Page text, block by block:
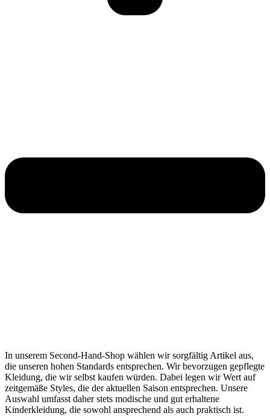
In unserem Second-Hand-Shop wählen wir sorgfältig Artikel aus,
die unseren hohen Standards entsprechen. Wir bevorzugen gepflegte
Kleidung, die wir selbst kaufen würden. Dabei legen wir Wert auf
zeitgemäße Styles, die der aktuellen Saison entsprechen. Unsere
Auswahl umfasst daher stets modische und gut erhaltene
Kinderkleidung, die sowohl ansprechend als auch praktisch ist.